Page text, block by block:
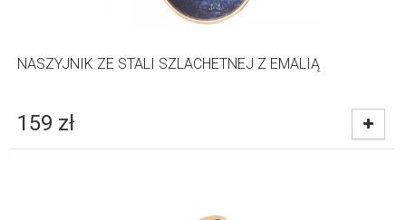
NASZYJNIK ZE STALI SZLACHETNEJ Z EMALIĄ
159 zł